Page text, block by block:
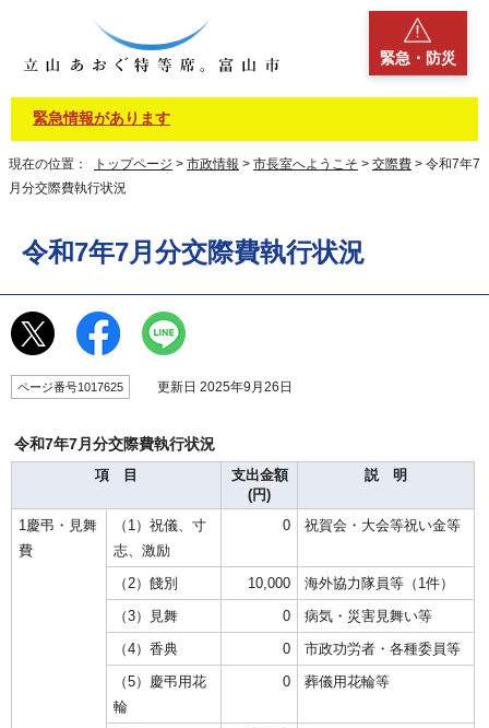
緊急・防災
緊急情報があります
現在の位置： トップページ > 市政情報 > 市長室へようこそ > 交際費 > 令和7年7
月分交際費執行状況
令和7年7月分交際費執行状況
ページ番号1017625 更新日 2025年9月26日
令和7年7月分交際費執行状況
項 目
支出金額
(円)
説 明
1慶弔・見舞
費
（1）祝儀、寸
志、激励
0 祝賀会・大会等祝い金等
（2）餞別 10,000
海外協力隊員等（1件）
（3）見舞
0
病気・災害見舞い等
（4）香典
0
市政功労者・各種委員等
（5）慶弔用花
輪
0 葬儀用花輪等